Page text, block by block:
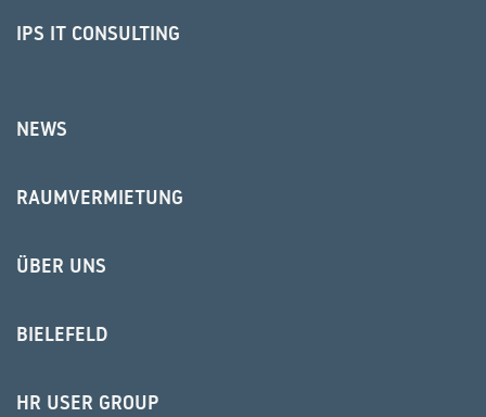
IPS IT CONSULTING
NEWS
RAUMVERMIETUNG
ÜBER UNS
BIELEFELD
HR USER GROUP